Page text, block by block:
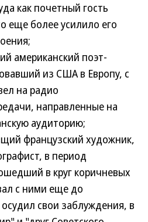
как почетный гость
еще более усилило его
американский поэт-
из США в Европу, с
на радио
направленные на
аудиторию;
французский художник,
в период
в круг коричневых
с ними еще до
свои заблуждения, в